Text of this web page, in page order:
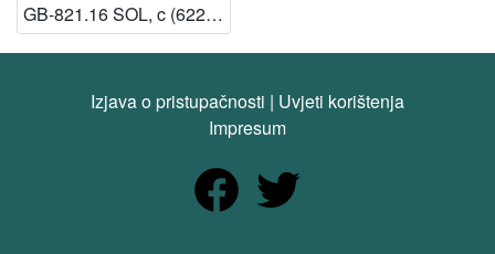
GB-821.16 SOL, c (622051) (13 – Knjižnica HAZU) [Dostupno]
Izjava o pristupačnosti | Uvjeti korištenja
Impresum